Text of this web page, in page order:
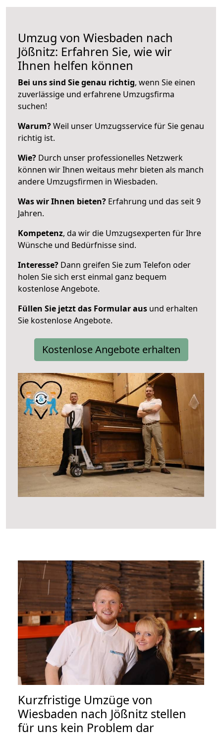
Umzug von Wiesbaden nach
Jößnitz: Erfahren Sie, wie wir
Ihnen helfen können
Bei uns sind Sie genau richtig, wenn Sie einen
zuverlässige und erfahrene Umzugsfirma
suchen!
Warum?Weil unser Umzugsservice für Sie genau
richtig ist.
Wie? Durch unser professionelles Netzwerk
können wir Ihnen weitaus mehr bieten als manch
andere Umzugsfirmen in Wiesbaden.
Was wir Ihnen bieten? Erfahrung und das seit 9
Jahren.
Kompetenz, da wir die Umzugsexperten für Ihre
Wünsche und Bedürfnisse sind.
Interesse? Dann greifen Sie zum Telefon oder
holen Sie sich erst einmal ganz bequem
kostenlose Angebote.
Füllen Sie jetzt das Formular aus und erhalten
Sie kostenlose Angebote.
Kostenlose Angebote erhalten
Kurzfristige Umzüge von
Wiesbaden nach Jößnitz stellen
für uns kein Problem dar